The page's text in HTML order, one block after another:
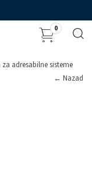
0
adresabilne sisteme
← Nazad